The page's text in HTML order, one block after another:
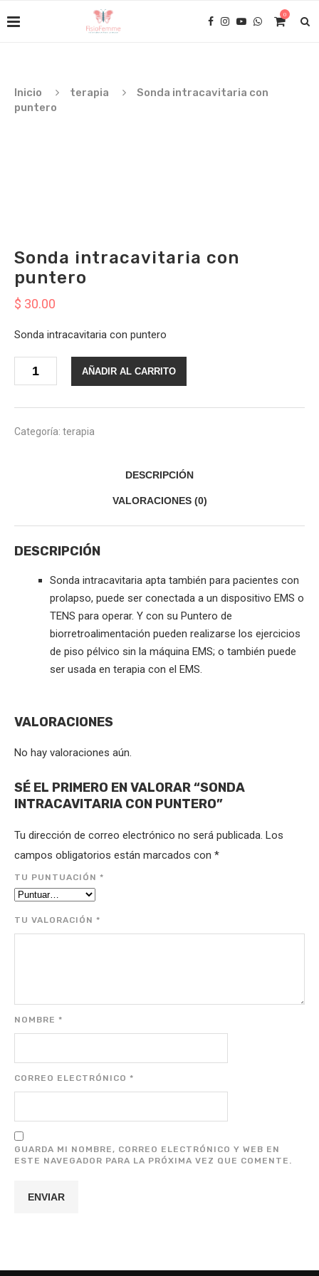
0
Inicio terapia
Sonda intracavitaria con
puntero
Sonda intracavitaria con
puntero
$ 30.00
Sonda intracavitaria con puntero
intracavitaria
con
AÑADIR AL CARRITO
Categoría: terapia
DESCRIPCIÓN
VALORACIONES (0)
DESCRIPCIÓN
Sonda intracavitaria apta también para pacientes con
prolapso, puede ser conectada a un dispositivo EMS o
TENS para operar. Y con su Puntero de
biorretroalimentación pueden realizarse los ejercicios
de piso pélvico sin la máquina EMS; o también puede
ser usada en terapia con el EMS.
VALORACIONES
No hay valoraciones aún.
SÉ EL PRIMERO EN VALORAR “SONDA
INTRACAVITARIA CON PUNTERO”
Tu dirección de correo electrónico no será publicada. Los
campos obligatorios están marcados con *
TU PUNTUACIÓN *
TU VALORACIÓN *
NOMBRE *
CORREO ELECTRÓNICO *
GUARDA MI NOMBRE, CORREO ELECTRÓNICO Y WEB EN
ESTE NAVEGADOR PARA LA PRÓXIMA VEZ QUE COMENTE.